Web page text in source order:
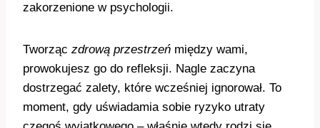
zakorzenione w psychologii.
Tworząc zdrową przestrzeń między wami,
prowokujesz go do refleksji. Nagle zaczyna
dostrzegać zalety, które wcześniej ignorował. To
moment, gdy uświadamia sobie ryzyko utraty